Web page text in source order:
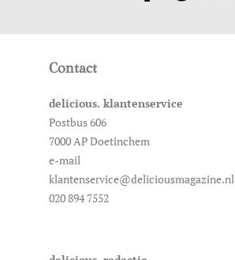
Contact
delicious. klantenservice
Postbus 606
7000 AP Doetinchem
e-mail
klantenservice@deliciousmagazine.nl
020 894 7552